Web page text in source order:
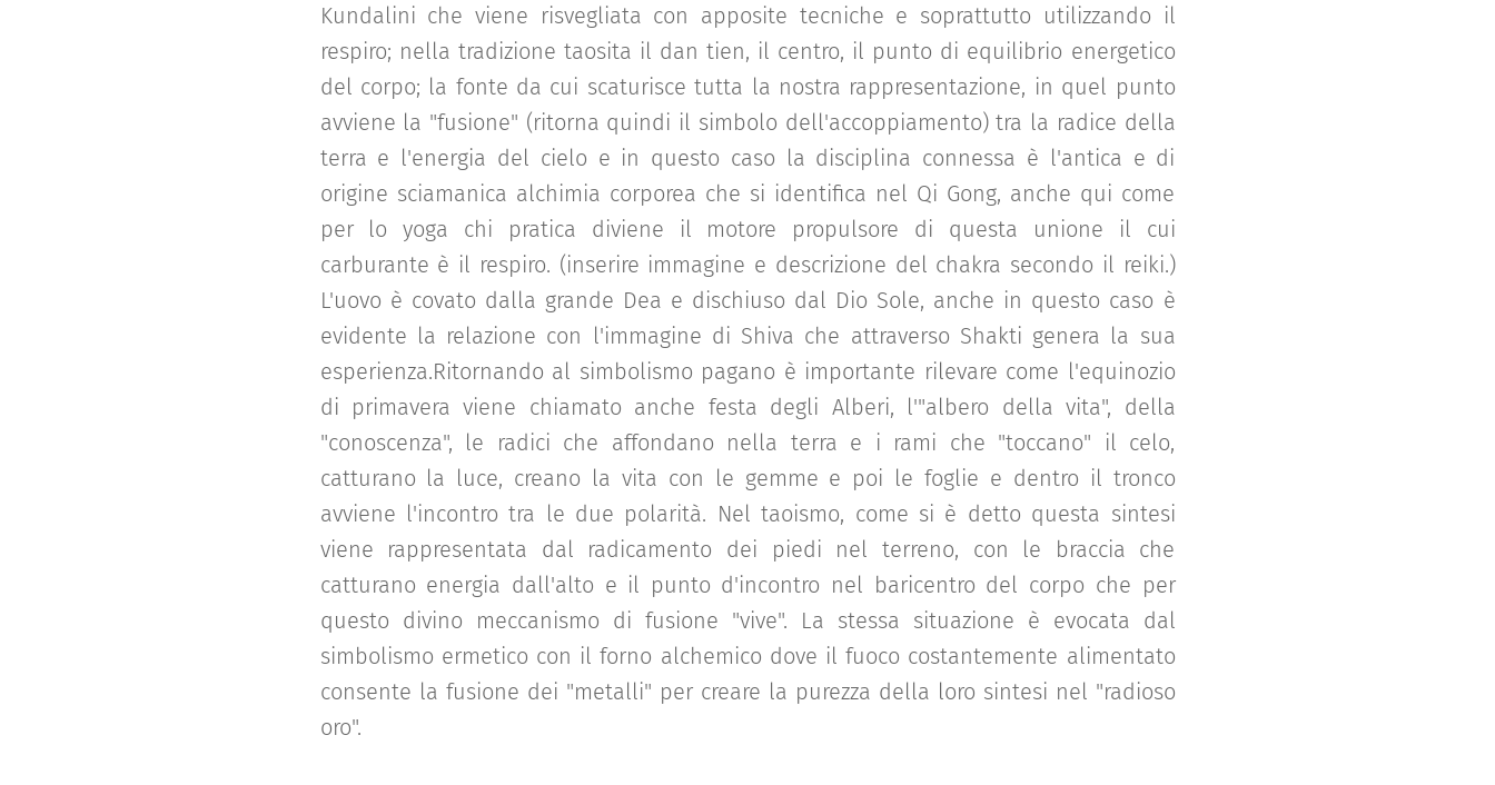
Kundalini che viene risvegliata con apposite tecniche e soprattutto utilizzando il
respiro; nella tradizione taosita il dan tien, il centro, il punto di equilibrio energetico
del corpo; la fonte da cui scaturisce tutta la nostra rappresentazione, in quel punto
avviene la "fusione" (ritorna quindi il simbolo dell'accoppiamento) tra la radice della
terra e l'energia del cielo e in questo caso la disciplina connessa è l'antica e di
origine sciamanica alchimia corporea che si identifica nel Qi Gong, anche qui come
per lo yoga chi pratica diviene il motore propulsore di questa unione il cui
carburante è il respiro. (inserire immagine e descrizione del chakra secondo il reiki.)
L'uovo è covato dalla grande Dea e dischiuso dal Dio Sole, anche in questo caso è
evidente la relazione con l'immagine di Shiva che attraverso Shakti genera la sua
esperienza.Ritornando al simbolismo pagano è importante rilevare come l'equinozio
di primavera viene chiamato anche festa degli Alberi, l'"albero della vita", della
"conoscenza", le radici che affondano nella terra e i rami che "toccano" il celo,
catturano la luce, creano la vita con le gemme e poi le foglie e dentro il tronco
avviene l'incontro tra le due polarità. Nel taoismo, come si è detto questa sintesi
viene rappresentata dal radicamento dei piedi nel terreno, con le braccia che
catturano energia dall'alto e il punto d'incontro nel baricentro del corpo che per
questo divino meccanismo di fusione "vive". La stessa situazione è evocata dal
simbolismo ermetico con il forno alchemico dove il fuoco costantemente alimentato
consente la fusione dei "metalli" per creare la purezza della loro sintesi nel "radioso
oro".